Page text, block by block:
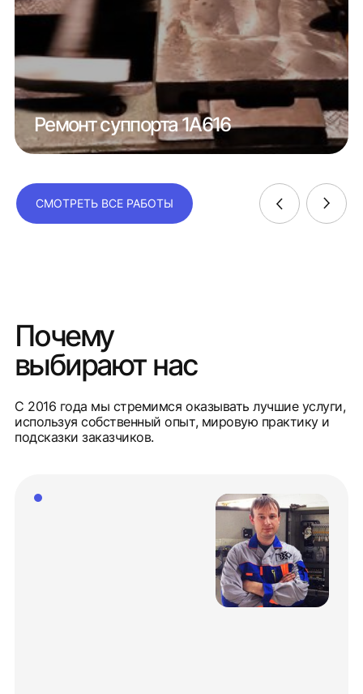
Ремонт суппорта 1А616
СМОТРЕТЬ ВСЕ РАБОТЫ
Почему
выбирают нас
С 2016 года мы стремимся оказывать лучшие услуги,
используя собственный опыт, мировую практику и
подсказки заказчиков.